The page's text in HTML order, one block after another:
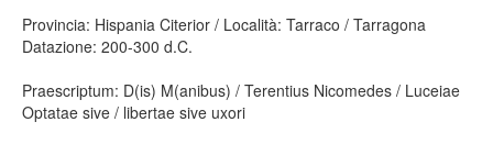
Provincia: Hispania Citerior / Località: Tarraco / Tarragona
Datazione: 200-300 d.C.
Praescriptum: D(is) M(anibus) / Terentius Nicomedes / Luceiae
Optatae sive / libertae sive uxori